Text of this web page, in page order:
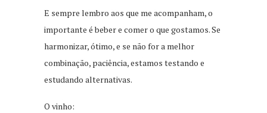
E sempre lembro aos que me acompanham, o
importante é beber e comer o que gostamos. Se
harmonizar, ótimo, e se não for a melhor
combinação, paciência, estamos testando e
estudando alternativas.
O vinho: